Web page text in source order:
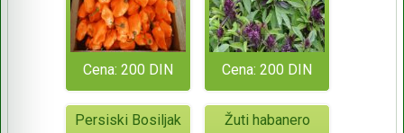
Cena: 200 DIN Cena: 200 DIN
Persiski Bosiljak Žuti habanero